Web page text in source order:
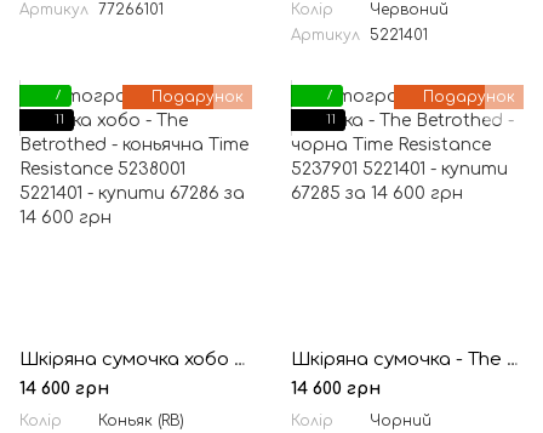
Артикул 77266101 Колір
Червоний
Артикул
5221401
Подарунок
7
11
Шкіряна сумочка хобо - The Betrothed - коньячна Time Resistance 5238001
14 600 грн
Колір
Коньяк (RB)
Подарунок
7
11
Шкіряна сумочка - The Betrothed - чорна Time Resistance 5237901
14 600 грн
Колір
Чорний